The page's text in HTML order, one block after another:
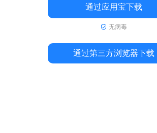
通过应用宝下载
无病毒
通过第三方浏览器下载